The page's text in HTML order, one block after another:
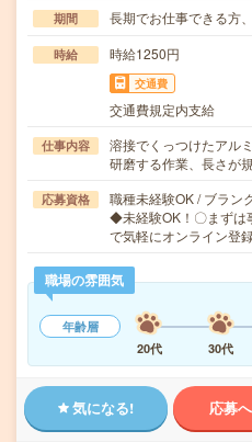
期間 長期でお仕事できる方
時給 時給1250円
交通費
交通費規定内支給
仕事内容
溶接でくっつけたアル
研磨する作業、長さが
応募資格
職種未経験OK / ブラン
◆未経験OK！〇まずは
で気軽にオンライン登
職場の雰囲気
年齢層
20代
30代
気になる! 応募